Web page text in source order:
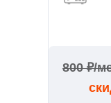
800 ₽/